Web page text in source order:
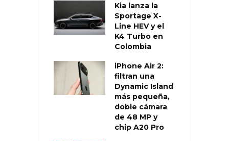
Kia lanza la
Sportage X-
Line HEV y el
K4 Turbo en
Colombia
iPhone Air 2:
filtran una
Dynamic Island
más pequeña,
doble cámara
de 48 MP y
chip A20 Pro